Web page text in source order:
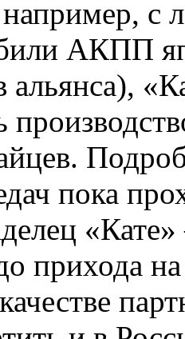
с
АКПП
пока
прихода